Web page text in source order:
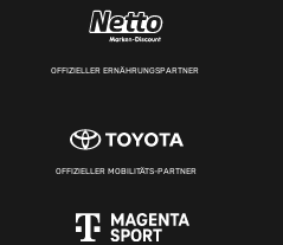
OFFIZIELLER ERNÄHRUNGSPARTNER
OFFIZIELLER MOBILITÄTS-PARTNER